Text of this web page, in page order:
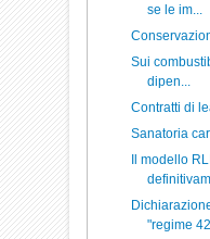
se le im...
Sui
dipen...
Contratti di
Sanatoria
Il modello
"regime